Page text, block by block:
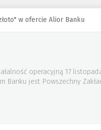
w ofercie Alior Banku
operacyjną 17
jest Powszechny